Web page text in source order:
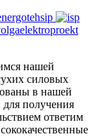
нашей
силовых
в нашей
для получения
ответим